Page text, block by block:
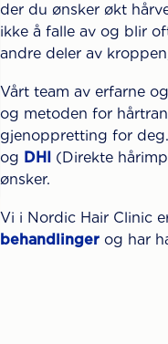
der du ønsker økt
ikke å falle av og blir
andre deler av
Vårt team av erfarne
og metoden for
gjenoppretting for
og DHI
(Direkte
ønsker.
Vi i Nordic Hair Clinic
behandlinger og har